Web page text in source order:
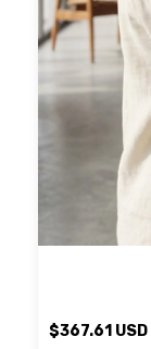
$367.61 USD